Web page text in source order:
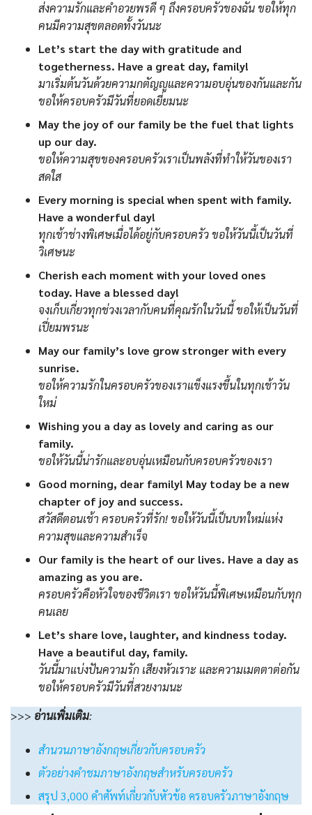
ส่งความรักและคำอวยพรดี ๆ ถึงครอบครัวของฉัน ขอให้ทุก
คนมีความสุขตลอดทั้งวันนะ
Let’s start the day with gratitude and
togetherness. Have a great day, family!
มาเริ่มต้นวันด้วยความกตัญญูและความอบอุ่นของกันและกัน
ขอให้ครอบครัวมีวันที่ยอดเยี่ยมนะ
May the joy of our family be the fuel that lights
up our day.
ขอให้ความสุขของครอบครัวเราเป็นพลังที่ทำให้วันของเรา
สดใส
Every morning is special when spent with family.
Have a wonderful day!
ทุกเช้าช่างพิเศษเมื่อได้อยู่กับครอบครัว ขอให้วันนี้เป็นวันที่
วิเศษนะ
Cherish each moment with your loved ones
today. Have a blessed day!
จงเก็บเกี่ยวทุกช่วงเวลากับคนที่คุณรักในวันนี้ ขอให้เป็นวันที่
เปี่ยมพรนะ
May our family’s love grow stronger with every
sunrise.
ขอให้ความรักในครอบครัวของเราแข็งแรงขึ้นในทุกเช้าวัน
ใหม่
Wishing you a day as lovely and caring as our
family.
ขอให้วันนี้น่ารักและอบอุ่นเหมือนกับครอบครัวของเรา
Good morning, dear family! May today be a new
chapter of joy and success.
สวัสดีตอนเช้า ครอบครัวที่รัก! ขอให้วันนี้เป็นบทใหม่แห่ง
ความสุขและความสำเร็จ
Our family is the heart of our lives. Have a day as
amazing as you are.
ครอบครัวคือหัวใจของชีวิตเรา ขอให้วันนี้พิเศษเหมือนกับทุก
คนเลย
Let’s share love, laughter, and kindness today.
Have a beautiful day, family.
วันนี้มาแบ่งปันความรัก เสียงหัวเราะ และความเมตตาต่อกัน
ขอให้ครอบครัวมีวันที่สวยงามนะ
>>> อ่านเพิ่มเติม:
สำนวนภาษาอังกฤษเกี่ยวกับครอบครัว
ตัวอย่างคำชมภาษาอังกฤษสำหรับครอบครัว
สรุป 3,000 คำศัพท์เกี่ยวกับหัวข้อ ครอบครัวภาษาอังกฤษ